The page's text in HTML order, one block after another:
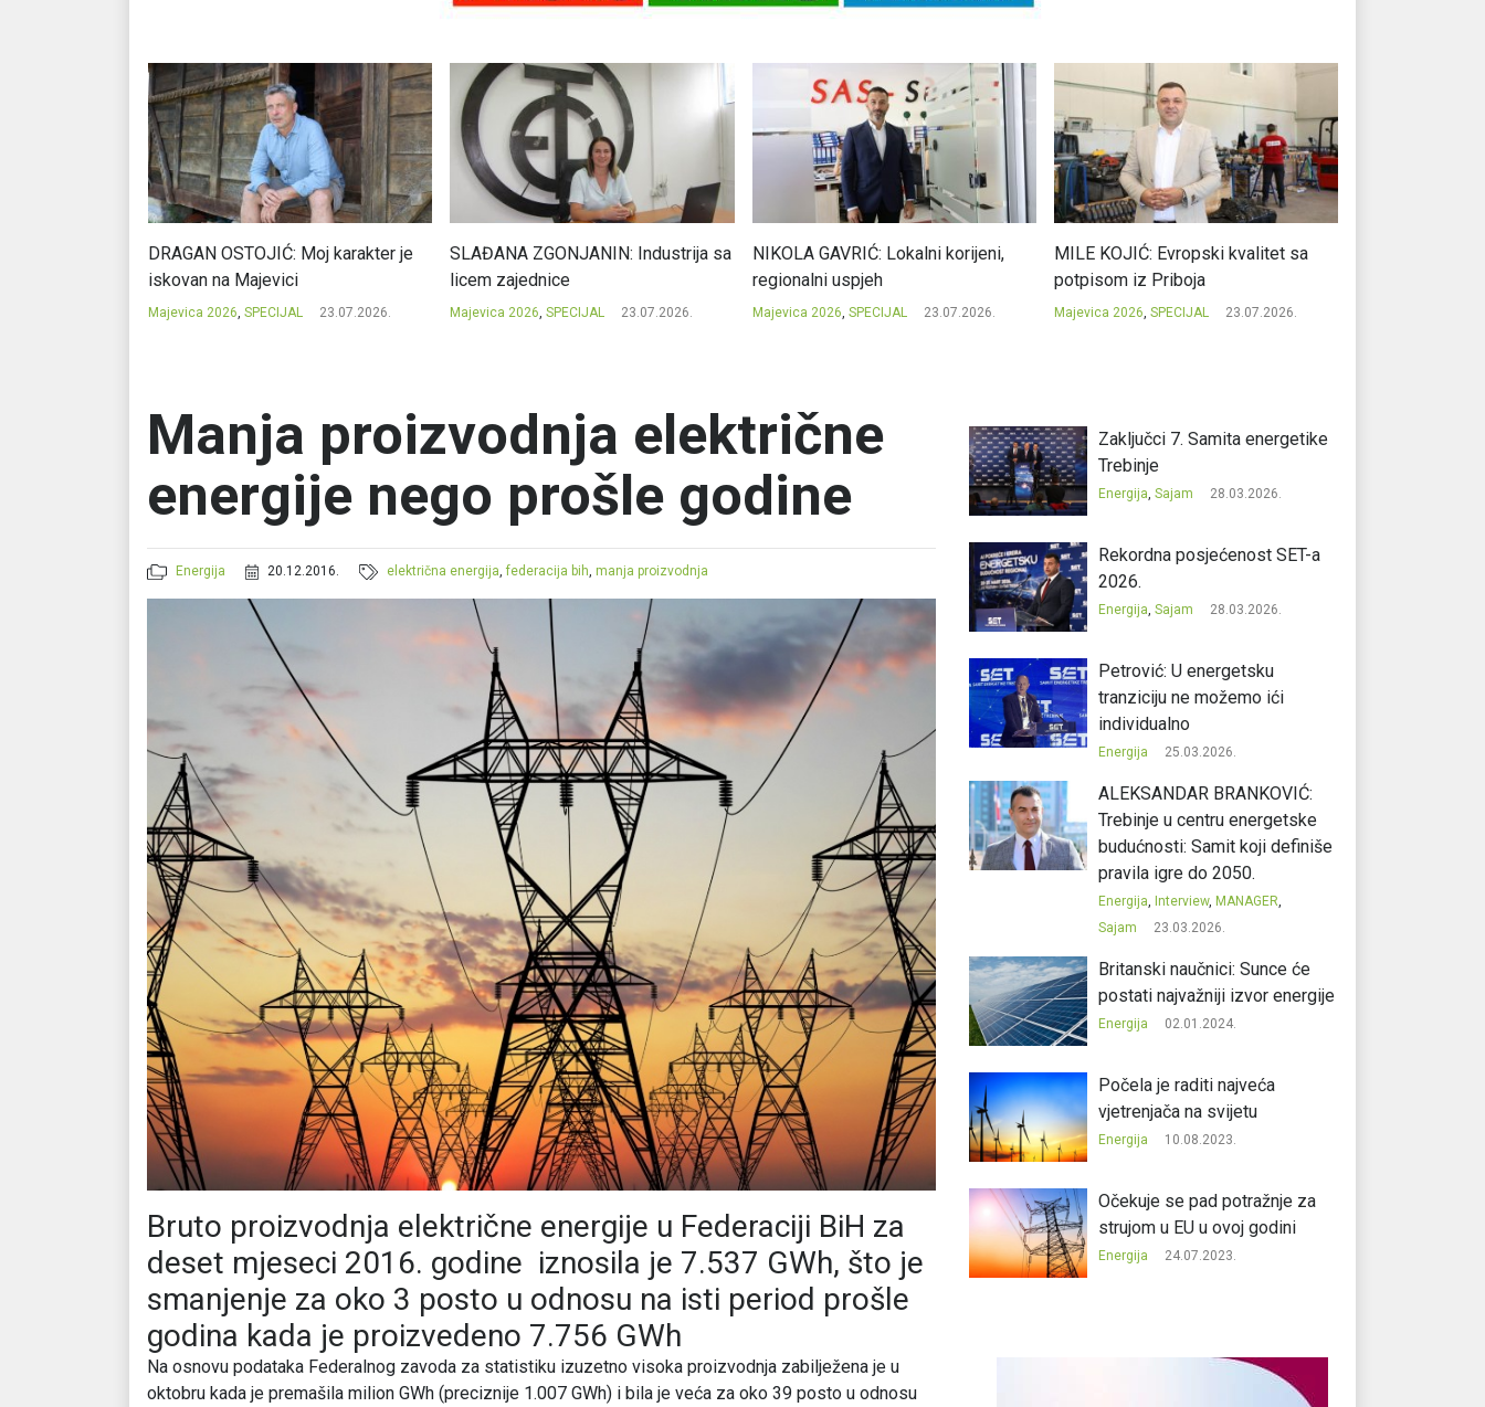
DRAGAN OSTOJIĆ: Moj karakter je
iskovan na Majevici
Majevica 2026, SPECIJAL 23.07.2026.
SLAĐANA ZGONJANIN: Industrija sa
licem zajednice
Majevica 2026, SPECIJAL 23.07.2026.
NIKOLA GAVRIĆ: Lokalni korijeni,
regionalni uspjeh
Majevica 2026, SPECIJAL 23.07.2026.
MILE KOJIĆ: Evropski kvalitet sa
potpisom iz Priboja
Majevica 2026, SPECIJAL 23.07.2026.
Manja proizvodnja električne
energije nego prošle godine
Energija 20.12.2016. električna energija,federacija bih,manja proizvodnja
Bruto proizvodnja električne energije u Federaciji BiH za
deset mjeseci 2016. godine iznosila je 7.537 GWh, što je
smanjenje za oko 3 posto u odnosu na isti period prošle
godina kada je proizvedeno 7.756 GWh
Na osnovu podataka Federalnog zavoda za statistiku izuzetno visoka proizvodnja zabilježena je u
oktobru kada je premašila milion GWh (preciznije 1.007 GWh) i bila je veća za oko 39 posto u odnosu
Zaključci 7. Samita energetike
Trebinje
Energija,Sajam 28.03.2026.
Rekordna posjećenost SET-a
2026.
Energija,Sajam 28.03.2026.
Petrović: U energetsku
tranziciju ne možemo ići
individualno
Energija 25.03.2026.
ALEKSANDAR BRANKOVIĆ:
Trebinje u centru energetske
budućnosti: Samit koji definiše
pravila igre do 2050.
Energija, Interview, MANAGER,
Sajam
23.03.2026.
Britanski naučnici: Sunce će
postati najvažniji izvor energije
Energija 02.01.2024.
Počela je raditi najveća
vjetrenjača na svijetu
Energija 10.08.2023.
Očekuje se pad potražnje za
strujom u EU u ovoj godini
Energija 24.07.2023.